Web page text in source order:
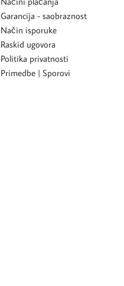
Garancija - saobraznost
Način isporuke
Raskid ugovora
Politika privatnosti
Primedbe | Sporovi